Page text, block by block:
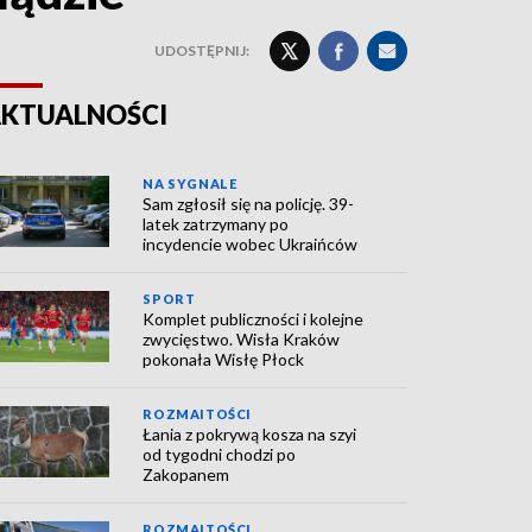
UDOSTĘPNIJ:
NA SYGNALE
Sam zgłosił się na policję. 39-
latek zatrzymany po
incydencie wobec Ukraińców
SPORT
Komplet publiczności i kolejne
zwycięstwo. Wisła Kraków
pokonała Wisłę Płock
ROZMAITOŚCI
Łania z pokrywą kosza na szyi
od tygodni chodzi po
Zakopanem